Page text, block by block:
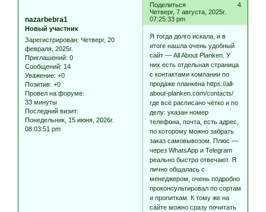
Поделиться
4
Четверг, 7 августа, 2025г.
07:25:33 pm
nazarbebra1
Новый участник
Зарегистрирован: Четверг, 20
февраля, 2025г.
Приглашений: 0
Сообщений: 14
Уважение: +0
Позитив: +0
Провел на форуме:
33 минуты
Последний визит:
Понедельник, 15 июня, 2026г.
08:03:51 pm
Я тогда долго искала, и в
итоге нашла очень удобный
сайт — All About Planken. У
них есть отдельная страница
с контактами компании по
продаже планкена https://all-
about-planken.com/contacts/
где всё расписано чётко и по
делу: указан номер
телефона, почта, есть адрес,
по которому можно забрать
заказ самовывозом. Плюс —
через WhatsApp и Telegram
реально быстро отвечают. Я
лично общалась с
менеджером, очень подробно
проконсультировал по сортам
и пропиткам. К тому же на
сайте можно сразу почитать